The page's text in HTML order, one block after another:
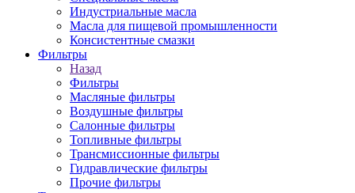
Индустриальные масла
Масла для пищевой промышленности
Консистентные смазки
Фильтры
Назад
Фильтры
Масляные фильтры
Воздушные фильтры
Салонные фильтры
Топливные фильтры
Трансмиссионные фильтры
Гидравлические фильтры
Прочие фильтры